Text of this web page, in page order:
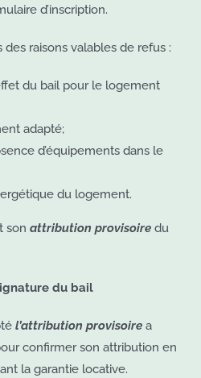
d’inscription.
raisons valables de refus :
du bail pour le logement
adapté;
d’équipements dans le
du logement.
son attribution provisoire du
du bail
l’attribution provisoirea
confirmer son attribution en
la garantie locative.